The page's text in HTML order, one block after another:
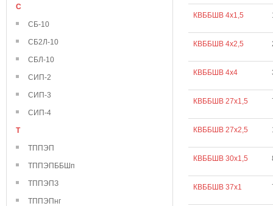
С
СБ-10
СБ2Л-10
СБЛ-10
СИП-2
СИП-3
СИП-4
Т
ТППЭП
ТППЭПББШп
ТППЭПЗ
ТППЭПнг
КВББШВ 4х1,5
КВББШВ 4х2,5
КВББШВ 4х4
КВББШВ 27х1,5
КВББШВ 27х2,5
КВББШВ 30х1,5
КВББШВ 37х1